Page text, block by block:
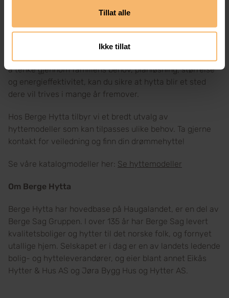
Tillat alle
Ikke tillat
Å velge riktig hyttemodell handler om å finne en balanse
å tenke gjennom familiens behov, planløsning, størrelse
og energieffektivitet, kan du sikre at hytta blir et sted
dere vil trives i mange år fremover.
Hos Berge Hytta tilbyr vi et bredt utvalg av
hyttemodeller som kan tilpasses ulike behov. Ta gjerne
kontakt for veiledning og finn din drømmehytte!
Se våre katalogmodeller her: Se hyttemodeller
Om Berge Hytta
Berge Hytta har hovedbase på Haugalandet, er en del av
Berge Sag Gruppen. I over 135 år har Berge Sag levert
kvalitetsboliger og hytter til det norske folk, og fornyet
utallige hjem. Selskapet er i dag er en av landets ledende
bolig- og hytteleverandører, og eier blant annet Eikås
Hytter & Hus AS og Jøra Bygg Hus og Hytter AS.